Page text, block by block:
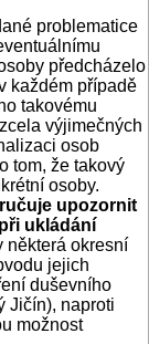
problematice
předcházelo
každém případě
takovému
výjimečných
osob
tom, že takový
osoby.
upozornit
ukládání
některá okresní
jejich
duševního
Jičín), naproti
možnost